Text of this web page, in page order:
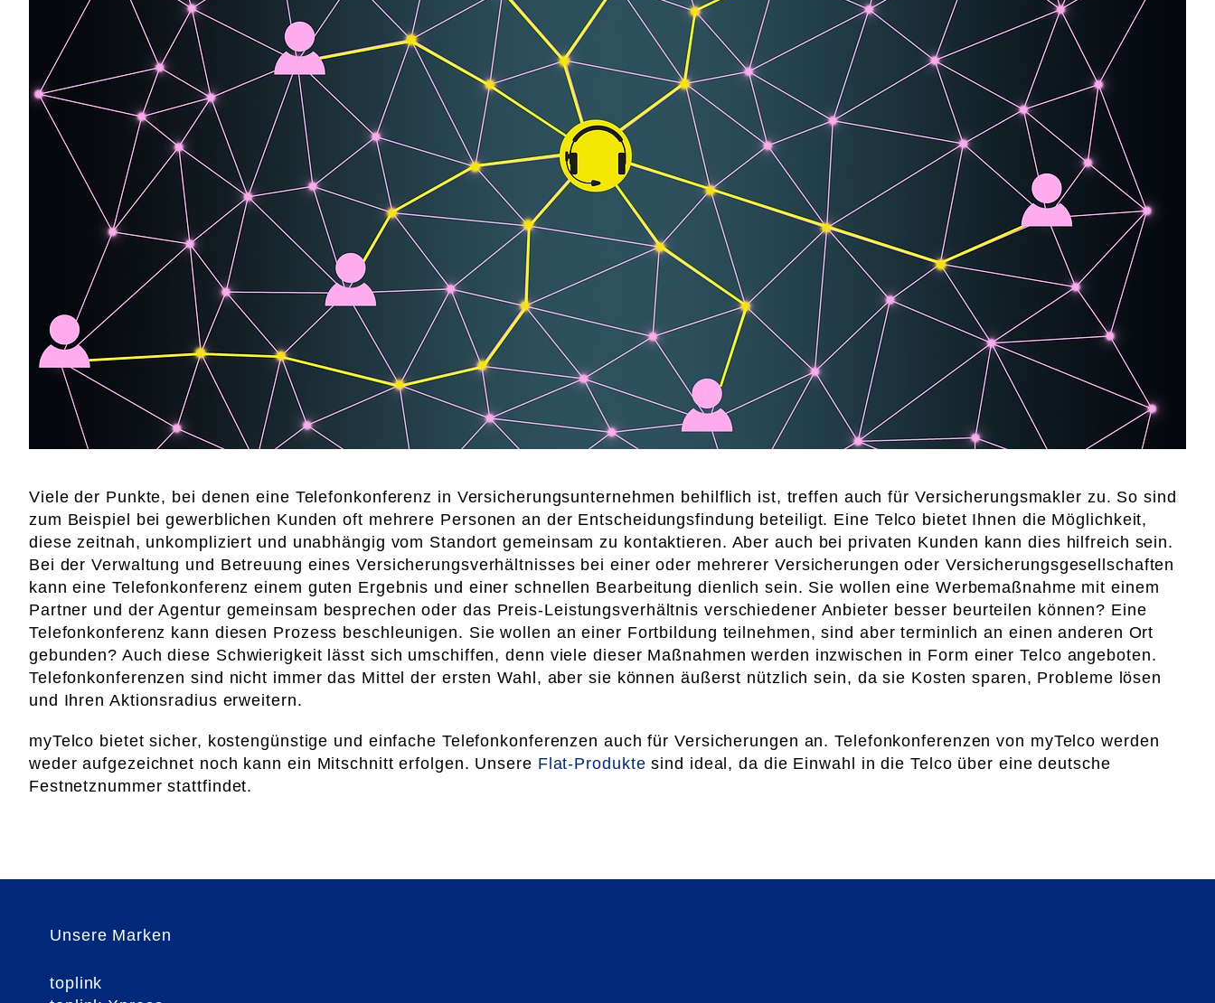
Viele der Punkte, bei denen eine Telefonkonferenz in Versicherungsunternehmen behilflich ist, treffen auch für Versicherungsmakler zu. So sind
zum Beispiel bei gewerblichen Kunden oft mehrere Personen an der Entscheidungsfindung beteiligt. Eine Telco bietet Ihnen die Möglichkeit,
diese zeitnah, unkompliziert und unabhängig vom Standort gemeinsam zu kontaktieren. Aber auch bei privaten Kunden kann dies hilfreich sein.
Bei der Verwaltung und Betreuung eines Versicherungsverhältnisses bei einer oder mehrerer Versicherungen oder Versicherungsgesellschaften
kann eine Telefonkonferenz einem guten Ergebnis und einer schnellen Bearbeitung dienlich sein. Sie wollen eine Werbemaßnahme mit einem
Partner und der Agentur gemeinsam besprechen oder das Preis-Leistungsverhältnis verschiedener Anbieter besser beurteilen können? Eine
Telefonkonferenz kann diesen Prozess beschleunigen. Sie wollen an einer Fortbildung teilnehmen, sind aber terminlich an einen anderen Ort
gebunden? Auch diese Schwierigkeit lässt sich umschiffen, denn viele dieser Maßnahmen werden inzwischen in Form einer Telco angeboten.
Telefonkonferenzen sind nicht immer das Mittel der ersten Wahl, aber sie können äußerst nützlich sein, da sie Kosten sparen, Probleme lösen
und Ihren Aktionsradius erweitern.
myTelco bietet sicher, kostengünstige und einfache Telefonkonferenzen auch für Versicherungen an. Telefonkonferenzen von myTelco werden
weder aufgezeichnet noch kann ein Mitschnitt erfolgen. Unsere Flat-Produkte sind ideal, da die Einwahl in die Telco über eine deutsche
Festnetznummer stattfindet.
Unsere Marken
toplink